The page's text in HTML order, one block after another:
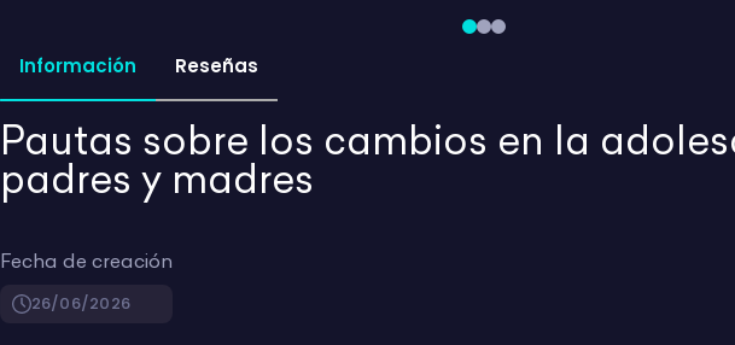
Información Reseñas
Pautas sobre los cambios en la
padres y madres
Fecha de creación
26/06/2026